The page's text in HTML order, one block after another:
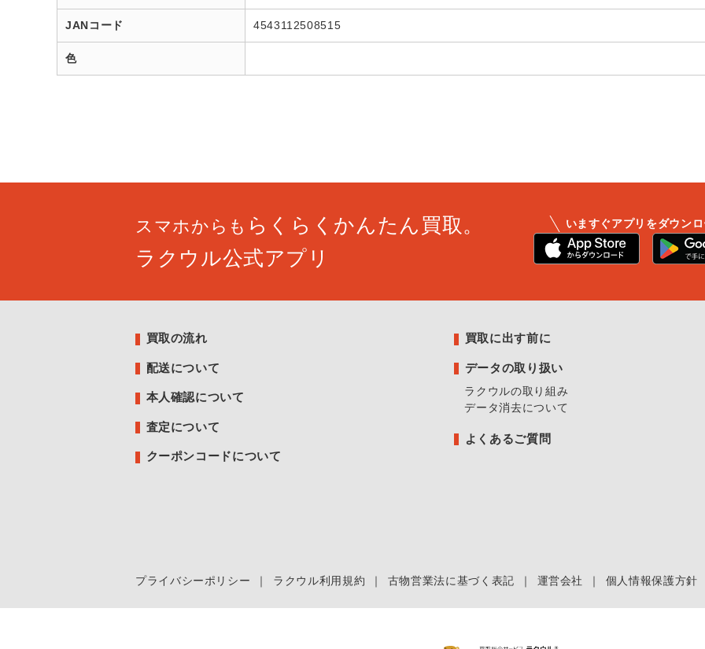
JANコード 4543112508515
色
スマホからも らくらくかんたん買取。
ラクウル公式アプリ
いますぐアプリをダウン
買取の流れ
配送について
本人確認について
査定について
クーポンコードについて
買取に出す前に
データの取り扱い
ラクウルの取り組み
データ消去について
よくあるご質問
プライバシーポリシー ｜ ラクウル利用規約 ｜ 古物営業法に基づく表記 ｜ 運営会社 ｜ 個人情報保護方針